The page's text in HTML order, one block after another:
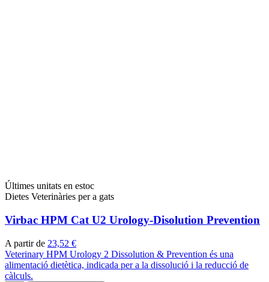
Últimes unitats en estoc
Dietes Veterinàries per a gats
Virbac HPM Cat U2 Urology-Disolution Prevention
A partir de 23,52 €
Veterinary HPM Urology 2 Dissolution & Prevention és una
alimentació dietètica, indicada per a la dissolució i la reducció de
càlculs.